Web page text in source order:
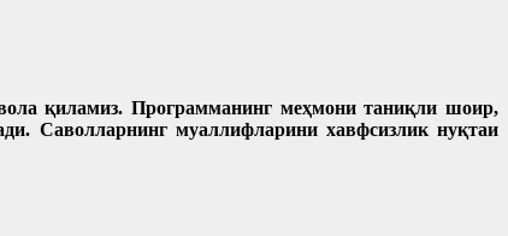
қиламиз. Программанинг меҳмони таниқли шоир,
Саволларнинг муаллифларини хавфсизлик нуқтаи